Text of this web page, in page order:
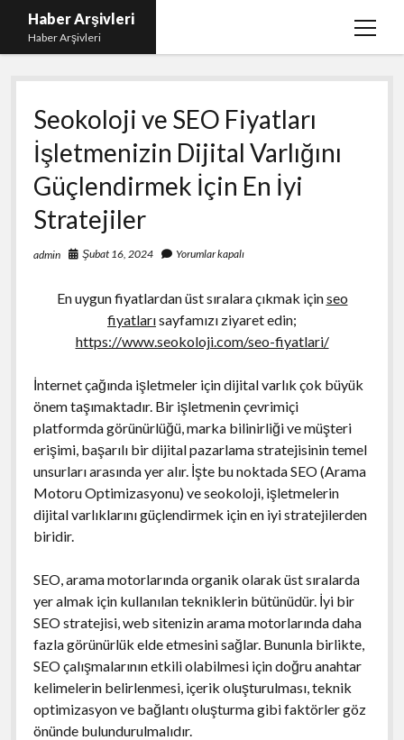
Haber Arşivleri
Haber Arşivleri
menüyü
Liste
Sayfa Listesi
Ücretsiz Tiktok Takipçi Çoğaltma
YouTube’da Nasıl Abone Kazanılır
Seokoloji ve SEO Fiyatları
İşletmenizin Dijital Varlığını
Güçlendirmek İçin En İyi
Stratejiler
admin Şubat 16, 2024 Yorumlar kapalı
En uygun fiyatlardan üst sıralara çıkmak içinseo
fiyatlarısayfamızı ziyaret edin;
https://www.seokoloji.com/seo-fiyatlari/
İnternet çağında işletmeler için dijital varlık çok büyük
önem taşımaktadır. Bir işletmenin çevrimiçi
platformda görünürlüğü, marka bilinirliği ve müşteri
erişimi, başarılı bir dijital pazarlama stratejisinin temel
unsurları arasında yer alır. İşte bu noktada SEO (Arama
Motoru Optimizasyonu) ve seokoloji, işletmelerin
dijital varlıklarını güçlendirmek için en iyi stratejilerden
biridir.
SEO, arama motorlarında organik olarak üst sıralarda
yer almak için kullanılan tekniklerin bütünüdür. İyi bir
SEO stratejisi, web sitenizin arama motorlarında daha
fazla görünürlük elde etmesini sağlar. Bununla birlikte,
SEO çalışmalarının etkili olabilmesi için doğru anahtar
kelimelerin belirlenmesi, içerik oluşturulması, teknik
optimizasyon ve bağlantı oluşturma gibi faktörler göz
önünde bulundurulmalıdır.